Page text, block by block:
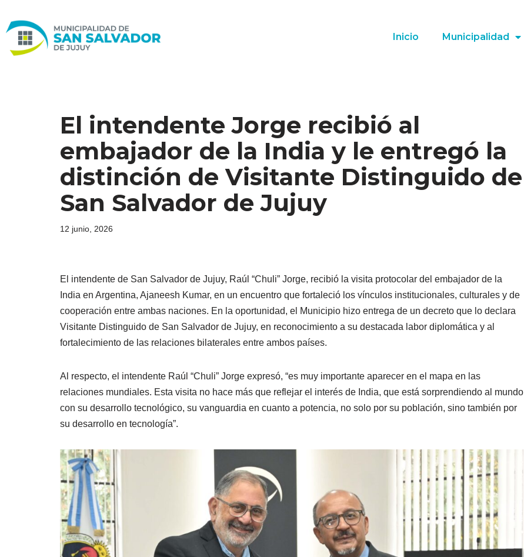
Ir
al
Inicio Municipalidad
El intendente Jorge recibió al
embajador de la India y le entregó la
distinción de Visitante Distinguido de
San Salvador de Jujuy
12 junio, 2026
El intendente de San Salvador de Jujuy, Raúl “Chuli” Jorge, recibió la visita protocolar del embajador de la
India en Argentina, Ajaneesh Kumar, en un encuentro que fortaleció los vínculos institucionales, culturales y de
cooperación entre ambas naciones. En la oportunidad, el Municipio hizo entrega de un decreto que lo declara
Visitante Distinguido de San Salvador de Jujuy, en reconocimiento a su destacada labor diplomática y al
fortalecimiento de las relaciones bilaterales entre ambos países.
Al respecto, el intendente Raúl “Chuli” Jorge expresó, “es muy importante aparecer en el mapa en las
relaciones mundiales. Esta visita no hace más que reflejar el interés de India, que está sorprendiendo al mundo
con su desarrollo tecnológico, su vanguardia en cuanto a potencia, no solo por su población, sino también por
su desarrollo en tecnología”.